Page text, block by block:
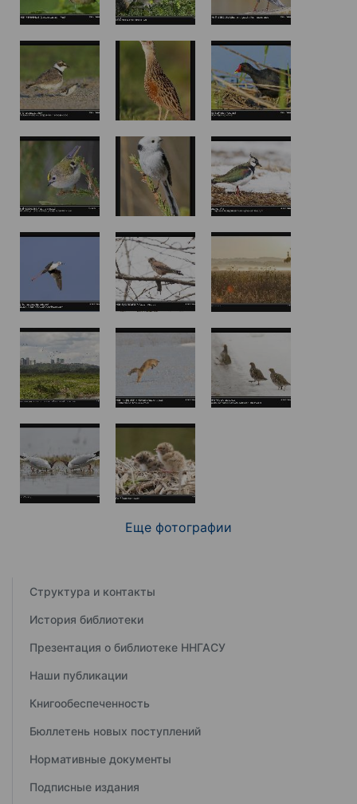
Еще фотографии
Структура и контакты
История библиотеки
Презентация о библиотеке ННГАСУ
Наши публикации
Книгообеспеченность
Бюллетень новых поступлений
Нормативные документы
Подписные издания